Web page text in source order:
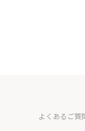
よくあるご質